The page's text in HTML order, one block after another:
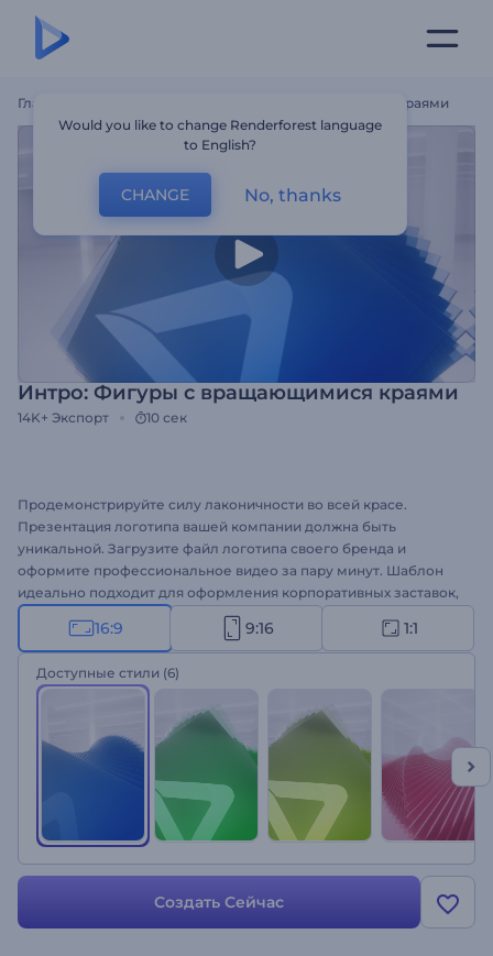
Главная Интро: Фигуры С Вращающимися Краями
Интро: Фигуры с вращающимися краями
14K+ Экспорт 10 сек
Продемонстрируйте силу лаконичности во всей красе.
Презентация логотипа вашей компании должна быть
уникальной. Загрузите файл логотипа своего бренда и
оформите профессиональное видео за пару минут. Шаблон
идеально подходит для оформления корпоративных заставок,
рекламы на ТВ, бизнес-презентаций и других проектов.
Вооружитесь силой лаконичности с помощью интро "Фигуры с
вращающимися краями" — создайте свое видео!
16:9 9:16 1:1
Доступные стили (6)
Создать Сейчас
Would you like to change Renderforest language
to English?
CHANGE No, thanks